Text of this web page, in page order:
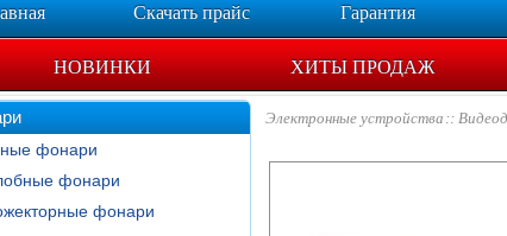
Скачать прайс Гарантия
НОВИНКИ ХИТЫ ПРОДАЖ
фонари
фонари
фонари
Электронные устройства